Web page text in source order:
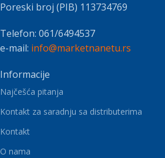
Poreski broj (PIB) 113734769
Telefon: 061/6494537
e-mail: info@marketnanetu.rs
Informacije
Najčešća pitanja
Kontakt za saradnju sa distributerima
Kontakt
O nama